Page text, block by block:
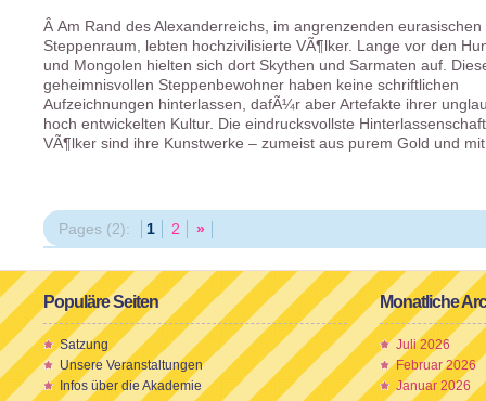
Â Am Rand des Alexanderreichs, im angrenzenden eurasischen
Steppenraum, lebten hochzivilisierte VÃ¶lker. Lange vor den
und Mongolen hielten sich dort Skythen und Sarmaten auf.
geheimnisvollen Steppenbewohner haben keine schriftlichen
Aufzeichnungen hinterlassen, dafÃ¼r aber Artefakte ihrer
hoch entwickelten Kultur. Die eindrucksvollste
VÃ¶lker sind ihre Kunstwerke – zumeist aus purem Gold und
Pages (2): 1 2 »
Populäre Seiten
Satzung
Unsere Veranstaltungen
Infos über die Akademie
Monatliche
Juli 2026
Februar 2026
Januar 2026